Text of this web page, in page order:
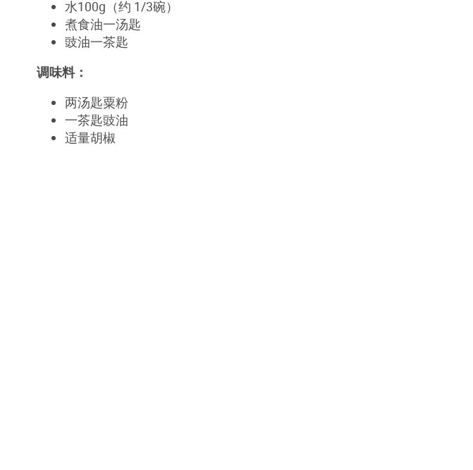
水100g（约 1/3碗）
煮食油一汤匙
豉油一茶匙
调味料：
两汤匙粟粉
一茶匙豉油
适量胡椒